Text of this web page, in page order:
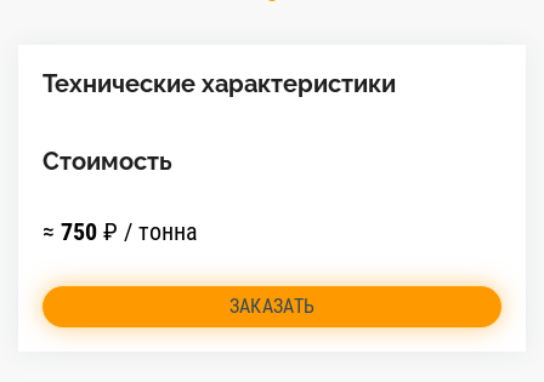
Технические характеристики
Стоимость
≈ 750 ₽ / тонна
ЗАКАЗАТЬ